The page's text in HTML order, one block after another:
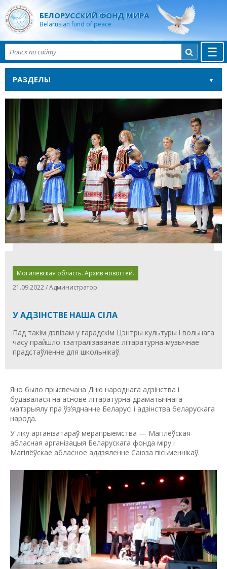
БЕЛОРУССКИЙ ФОНД МИРА
Belarusian fund of peace
☰

РАЗДЕЛЫ
Могилевская область. Архив новостей.
21.09.2022 / Администратор
У АДЗIНСТВЕ НАША СIЛА
Пад такім дэвізам у гарадскім Цэнтры культуры і вольнага
часу прайшло тэатралізаванае літаратурна-музычнае
прадстаўленне для школьнікаў.
Яно было прысвечана Дню народнага адзінства і
будавалася на аснове літаратурна-драматычнага
матэрыялу пра ўз’яднанне Беларусі і адзінства беларускага
народа.
У ліку арганізатараў мерапрыемства — Магілёўская
абласная арганізацыя Беларускага фонда міру і
Магілёўскае абласное аддзяленне Саюза пісьменнікаў.